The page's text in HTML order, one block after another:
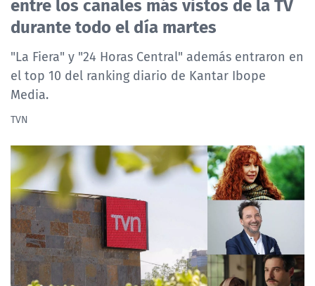
CASTING TVN VERTICAL
TVN VERTICAL
TVN PLAY
PROGRAMAS
TELESERIES
NTV
ACTUALIDAD Y TENDENCIAS
CORPORATIVO Y TRANSPARENCIA
durante todo el día martes
"La Fiera" y "24 Horas Central" además entraron en
el top 10 del ranking diario de Kantar Ibope
Media.
TVN